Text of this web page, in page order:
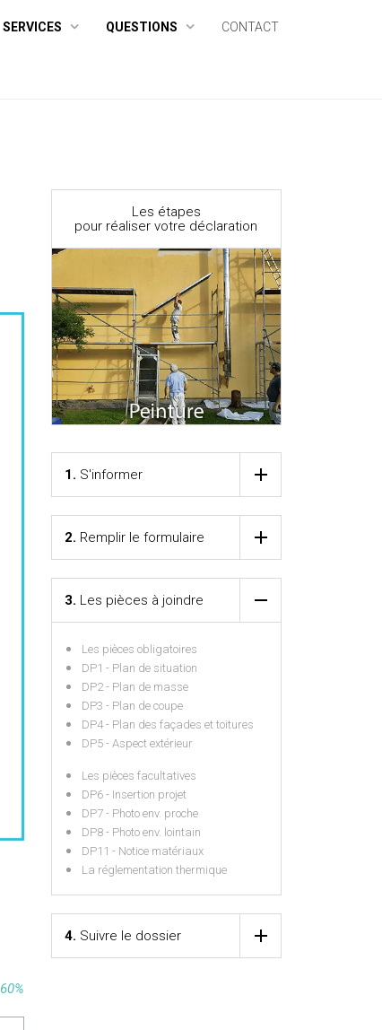
SERVICES QUESTIONS CONTACT
60%
Les étapes
pour réaliser votre déclaration
1. S'informer
2. Remplir le formulaire
3. Les pièces à joindre
Les pièces obligatoires
DP1 - Plan de situation
DP2 - Plan de masse
DP3 - Plan de coupe
DP4 - Plan des façades et toitures
DP5 - Aspect extérieur
Les pièces facultatives
DP6 - Insertion projet
DP7 - Photo env. proche
DP8 - Photo env. lointain
DP11 - Notice matériaux
La réglementation thermique
4. Suivre le dossier